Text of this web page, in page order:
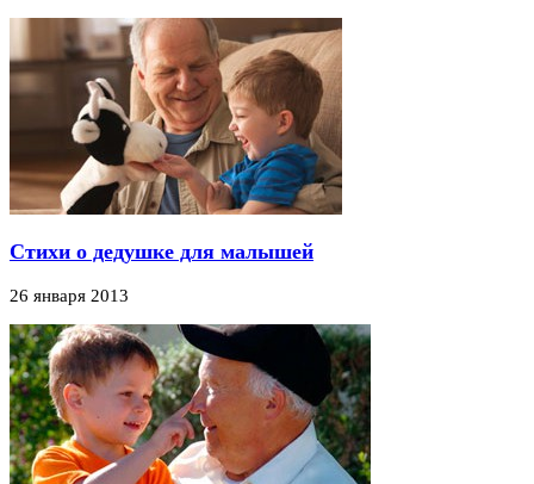
Стихи о дедушке для малышей
26 января 2013